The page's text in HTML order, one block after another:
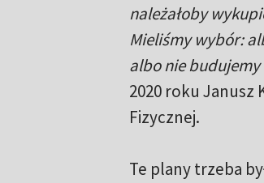
należałoby
Mieliśmy wybór:
albo nie
2020 roku Janusz
Fizycznej.
Te plany trzeba